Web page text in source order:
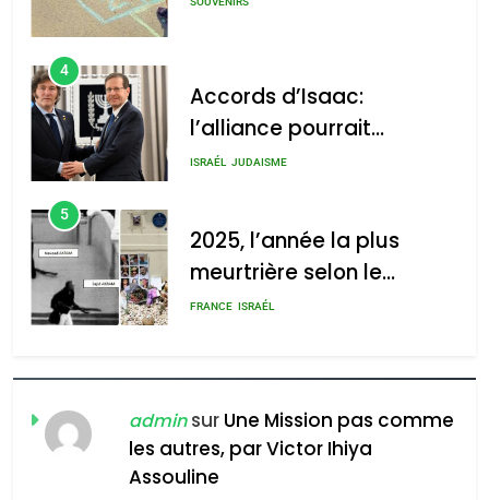
2025, l’année la plus
meurtrière selon le rapport
d’ADL contre
l’antisémitisme
admin 0
4
Accords d’Isaac:
l’alliance pourrait
s’étendre à 13 pays
ISRAÉL JUDAISME
5
2025, l’année la plus
meurtrière selon le
rapport d’ADL contre
FRANCE ISRAÉL
FIÈRE, DIGNE ET RÉSILIENTE :
POURQUOI JE REVENDIQUE
MA JUDAÏTE par Thérèse
Zrihen-Dvir
ISRAÉL JUDAISME
adminsur Une Mission pas comme
les autres, par Victor Ihiya
Assouline